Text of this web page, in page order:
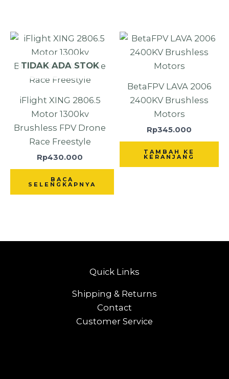
TIDAK ADA STOK
iFlight XING 2806.5
Motor 1300kv
Brushless FPV Drone
Race Freestyle
Rp430.000
BACA
SELENGKAPNYA
BetaFPV LAVA 2006
2400KV Brushless
Motors
Rp345.000
TAMBAH KE
KERANJANG
Quick Links
Shipping & Returns
Contact
Customer Service